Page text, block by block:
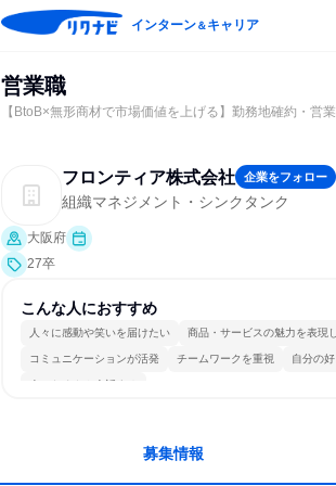
インターン＆キャリア
営業職
【BtoB×無形商材で市場価値を上げる】勤務地確約・営
フロンティア株式会社 企業をフォロー
組織マネジメント・シンクタンク
大阪府
27卒
こんな人におすすめ
人々に感動や笑いを届けたい 商品・サービスの魅力を表現
コミュニケーションが活発 チームワークを重視 自分の
人とたくさん会話する
募集情報